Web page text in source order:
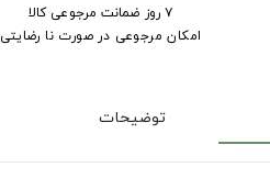
۷ روز ضمانت مرجوعی کالا
امکان مرجوعی در صورت نا رضایتی
توضیحات